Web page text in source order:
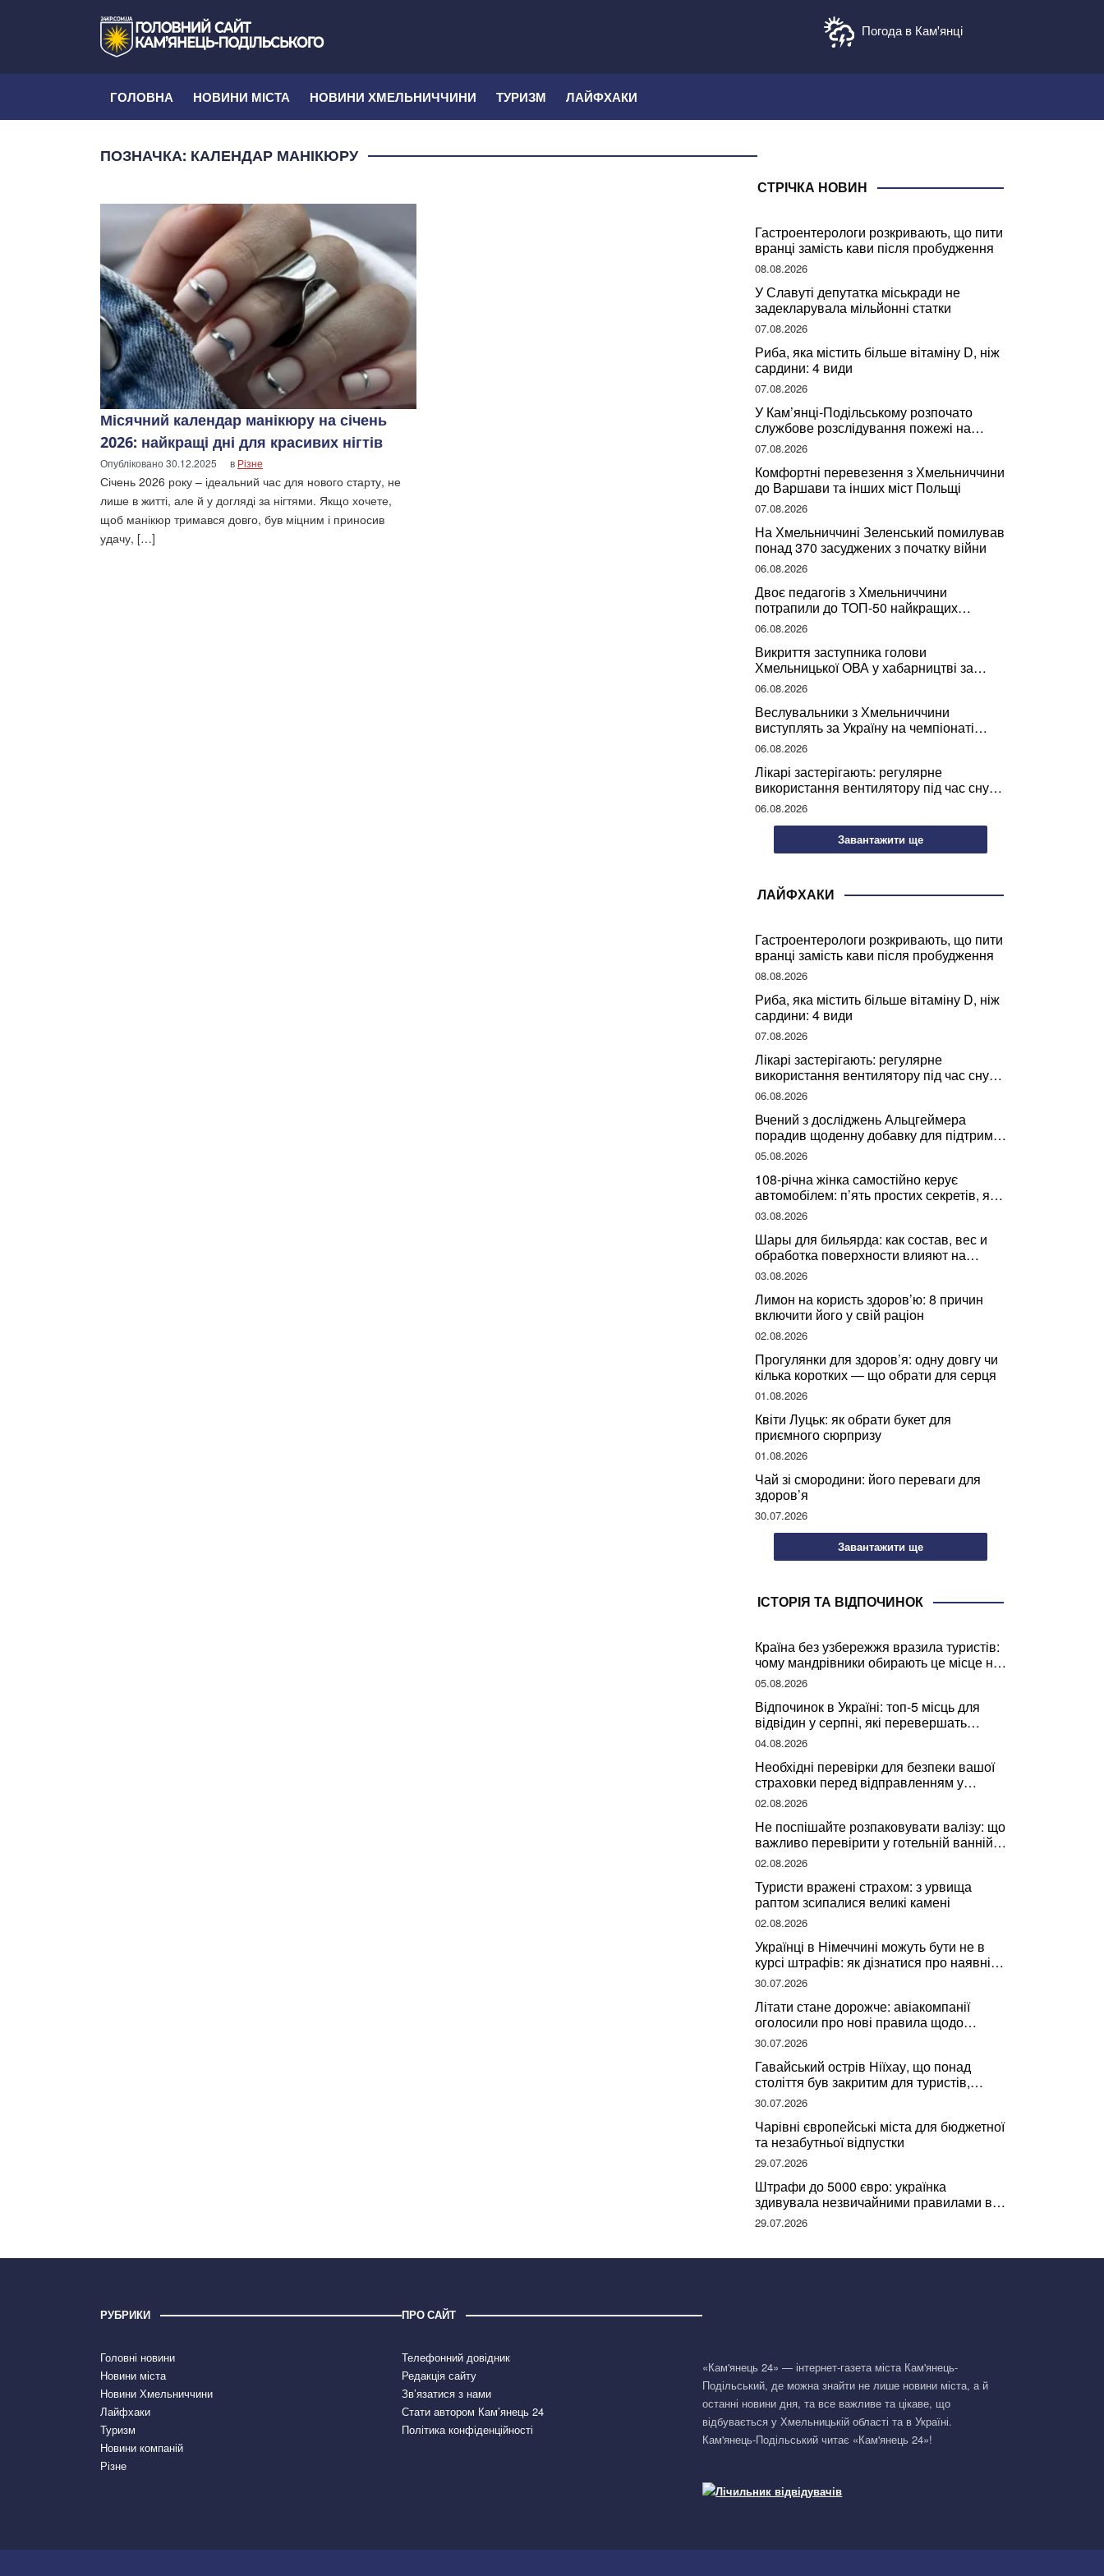
Погода в Кам'янці
ГОЛОВНА НОВИНИ МІСТА НОВИНИ ХМЕЛЬНИЧЧИНИ ТУРИЗМ ЛАЙФХАКИ
ПОЗНАЧКА: КАЛЕНДАР МАНІКЮРУ
Місячний календар манікюру на січень
2026: найкращі дні для красивих нігтів
Опубліковано30.12.2025 в Різне
Січень 2026 року – ідеальний час для нового старту, не
лише в житті, але й у догляді за нігтями. Якщо хочете,
щоб манікюр тримався довго, був міцним і приносив
удачу, […]
СТРІЧКА НОВИН
Гастроентерологи розкривають, що пити
вранці замість кави після пробудження
08.08.2026
У Славуті депутатка міськради не
задекларувала мільйонні статки
07.08.2026
Риба, яка містить більше вітаміну D, ніж
сардини: 4 види
07.08.2026
У Кам’янці-Подільському розпочато
службове розслідування пожежі на
сміттєзвалищі
07.08.2026
Комфортні перевезення з Хмельниччини
до Варшави та інших міст Польщі
07.08.2026
На Хмельниччині Зеленський помилував
понад 370 засуджених з початку війни
06.08.2026
Двоє педагогів з Хмельниччини
потрапили до ТОП-50 найкращих
учителів України
06.08.2026
Викриття заступника голови
Хмельницької ОВА у хабарництві за
підписання контрактів на ремонт доріг
06.08.2026
Веслувальники з Хмельниччини
виступлять за Україну на чемпіонаті
світу
06.08.2026
Лікарі застерігають: регулярне
використання вентилятору під час сну
може негативно вплинути на ваше
здоров’я
06.08.2026
Завантажити ще
ЛАЙФХАКИ
Гастроентерологи розкривають, що пити
вранці замість кави після пробудження
08.08.2026
Риба, яка містить більше вітаміну D, ніж
сардини: 4 види
07.08.2026
Лікарі застерігають: регулярне
використання вентилятору під час сну
може негативно вплинути на ваше
здоров’я
06.08.2026
Вчений з досліджень Альцгеймера
порадив щоденну добавку для підтримки
мозкової діяльності
05.08.2026
108-річна жінка самостійно керує
автомобілем: п’ять простих секретів, які
допомогли їй дожити до століття
03.08.2026
Шары для бильярда: как состав, вес и
обработка поверхности влияют на
динамику игры
03.08.2026
Лимон на користь здоров’ю: 8 причин
включити його у свій раціон
02.08.2026
Прогулянки для здоров’я: одну довгу чи
кілька коротких — що обрати для серця
01.08.2026
Квіти Луцьк: як обрати букет для
приємного сюрпризу
01.08.2026
Чай зі смородини: його переваги для
здоров’я
30.07.2026
Завантажити ще
ІСТОРІЯ ТА ВІДПОЧИНОК
Країна без узбережжя вразила туристів:
чому мандрівники обирають це місце на
відпочинок
05.08.2026
Відпочинок в Україні: топ-5 місць для
відвідин у серпні, які перевершать
закордонні враження
04.08.2026
Необхідні перевірки для безпеки вашої
страховки перед відправленням у
подорож
02.08.2026
Не поспішайте розпаковувати валізу: що
важливо перевірити у готельній ванній
за словами досвідченої мандрівниці
02.08.2026
Туристи вражені страхом: з урвища
раптом зсипалися великі камені
02.08.2026
Українці в Німеччині можуть бути не в
курсі штрафів: як дізнатися про наявні
борги
30.07.2026
Літати стане дорожче: авіакомпанії
оголосили про нові правила щодо
вибору місць
30.07.2026
Гавайський острів Ніїхау, що понад
століття був закритим для туристів,
починає приймати перших відвідувачів
30.07.2026
Чарівні європейські міста для бюджетної
та незабутньої відпустки
29.07.2026
Штрафи до 5000 євро: українка
здивувала незвичайними правилами в
Німеччині та поділилася правдою
29.07.2026
РУБРИКИ
Головні новини
Новини міста
Новини Хмельниччини
Лайфхаки
Туризм
Новини компаній
Різне
ПРО САЙТ
Телефонний довідник
Редакція сайту
Зв’язатися з нами
Стати автором Кам’янець 24
Політика конфіденційності
«Кам'янець 24» — інтернет-газета міста Кам'янець-
Подільський, де можна знайти не лише новини міста, а й
останні новини дня, та все важливе та цікаве, що
відбувається у Хмельницькій області та в Україні.
Кам'янець-Подільський читає «Кам'янець 24»!